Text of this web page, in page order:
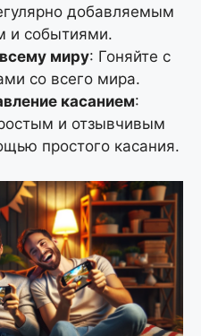
добавляемым
и событиями.
миру: Гоняйте с
со всего мира.
касанием:
и отзывчивым
простого касания.